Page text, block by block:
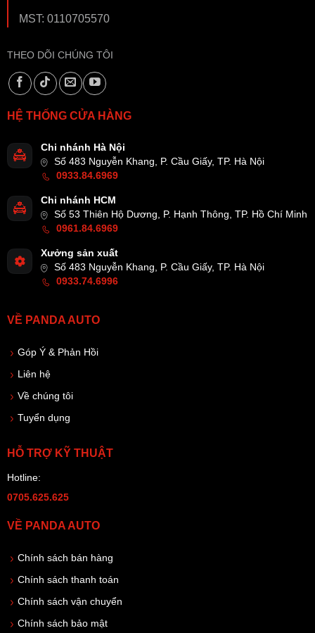
MST: 0110705570
THEO DÕI CHÚNG TÔI
HỆ THỐNG CỬA HÀNG
Chi nhánh Hà Nội
Số 483 Nguyễn Khang, P. Cầu Giấy, TP. Hà Nội
0933.84.6969
Chi nhánh HCM
Số 53 Thiên Hộ Dương, P. Hạnh Thông, TP. Hồ Chí Minh
0961.84.6969
Xưởng sản xuất
Số 483 Nguyễn Khang, P. Cầu Giấy, TP. Hà Nội
0933.74.6996
VỀ PANDA AUTO
Góp Ý & Phản Hồi
Liên hệ
Về chúng tôi
Tuyển dụng
HỖ TRỢ KỸ THUẬT
Hotline:
0705.625.625
VỀ PANDA AUTO
Chính sách bán hàng
Chính sách thanh toán
Chính sách vận chuyển
Chính sách bảo mật